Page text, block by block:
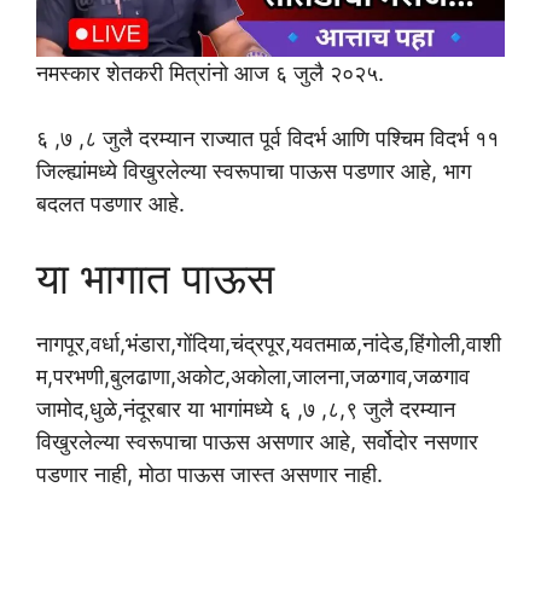
नमस्कार शेतकरी मित्रांनो आज ६ जुलै २०२५.
६ ,७ ,८ जुलै दरम्यान राज्यात पूर्व विदर्भ आणि पश्चिम विदर्भ ११
जिल्ह्यांमध्ये विखुरलेल्या स्वरूपाचा पाऊस पडणार आहे, भाग
बदलत पडणार आहे.
या भागात पाऊस
नागपूर,वर्धा,भंडारा,गोंदिया,चंद्रपूर,यवतमाळ,नांदेड,हिंगोली,वाशी
म,परभणी,बुलढाणा,अकोट,अकोला,जालना,जळगाव,जळगाव
जामोद,धुळे,नंदूरबार या भागांमध्ये ६ ,७ ,८,९ जुलै दरम्यान
विखुरलेल्या स्वरूपाचा पाऊस असणार आहे, सर्वोदोर नसणार
पडणार नाही, मोठा पाऊस जास्त असणार नाही.